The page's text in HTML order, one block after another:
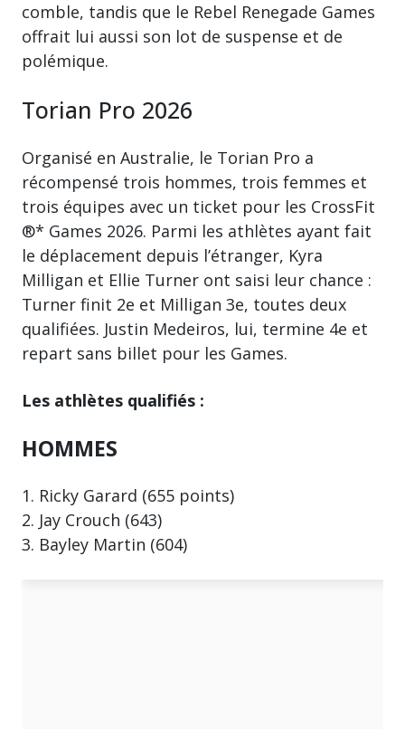
comble, tandis que le Rebel Renegade Games
offrait lui aussi son lot de suspense et de
polémique.
Torian Pro 2026
Organisé en Australie, le Torian Pro a
récompensé trois hommes, trois femmes et
trois équipes avec un ticket pour les CrossFit
®* Games 2026. Parmi les athlètes ayant fait
le déplacement depuis l’étranger, Kyra
Milligan et Ellie Turner ont saisi leur chance :
Turner finit 2e et Milligan 3e, toutes deux
qualifiées. Justin Medeiros, lui, termine 4e et
repart sans billet pour les Games.
Les athlètes qualifiés :
HOMMES
1. Ricky Garard (655 points)
2. Jay Crouch (643)
3. Bayley Martin (604)